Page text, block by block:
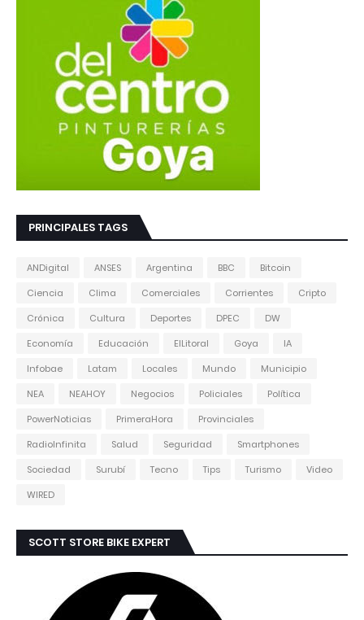
PRINCIPALES TAGS
ANDigital ANSES Argentina BBC
Bitcoin
Ciencia
Clima Comerciales Corrientes
Cripto
Crónica
Cultura Deportes DPEC
DW
Economía
Educación ElLitoral Goya
IA
Infobae
Latam Locales Mundo
Municipio
NEA
NEAHOY Negocios Policiales
Política
PowerNoticias
PrimeraHora
Provinciales
RadioInfinita
Salud Seguridad
Smartphones
Sociedad
Surubí Tecno Tips Turismo
Video
WIRED
SCOTT STORE BIKE EXPERT